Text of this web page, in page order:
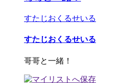
すたじおくるせいる
すたじおくるせいる
哥哥と一緒！